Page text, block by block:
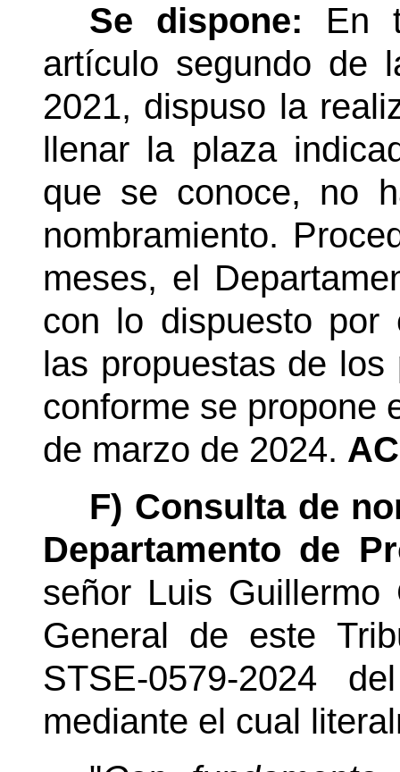
Se dispone: En
artículo segundo de
2021, dispuso la
llenar la plaza
que se conoce, no
nombramiento.
meses, el
con lo dispuesto por
las propuestas de
conforme se propone
de marzo de 2024.
F) Consulta de
Departamento de
señor Luis
General de este
STSE-0579-2024
mediante el cual